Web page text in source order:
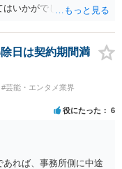
ただし、当該開発完了部
や開発内容を知る必要
とも検討された方がよい
いかがでしょうか。 そ
し、それ以外には一切
、スタッフの方の負担軽
ますが、ご参考になりま
日は契約期間満
#芸能・エンタメ業界
役にたった 6
れば、事務所側に中途